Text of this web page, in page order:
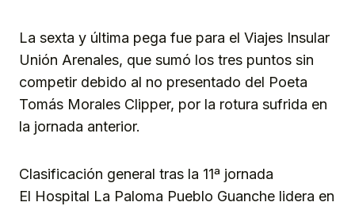
La sexta y última pega fue para el Viajes Insular
Unión Arenales, que sumó los tres puntos sin
competir debido al no presentado del Poeta
Tomás Morales Clipper, por la rotura sufrida en
la jornada anterior.
Clasificación general tras la 11ª jornada
El Hospital La Paloma Pueblo Guanche lidera en